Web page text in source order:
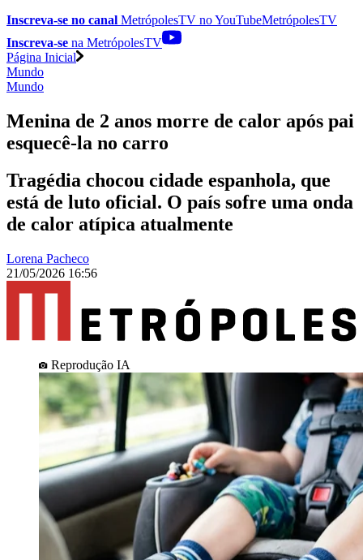
Inscreva-se no canal MetrópolesTV noYouTubeMetrópolesTV
Inscreva-se na MetrópolesTV
Página Inicial
Mundo
Mundo
Menina de 2 anos morre de calor após pai
esquecê-la no carro
Tragédia chocou cidade espanhola, que
está de luto oficial. O país sofre uma onda
de calor atípica atualmente
Lorena Pacheco
21/05/2026 16:56
Reprodução IA